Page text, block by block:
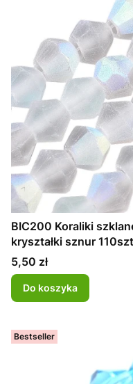
BIC200 Koraliki
kryształki sznur
Cena
5,50 zł
Do koszyka
Bestseller